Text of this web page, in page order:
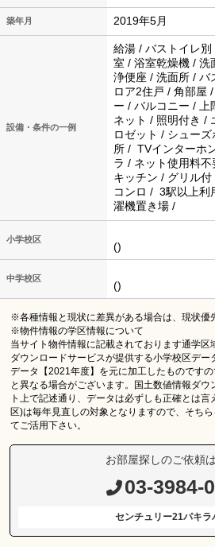
築年月 2019年5月
設備・条件の一例
給湯 / バストイレ
室 / 浴室乾燥機 / 洗
浄便座 / 洗面所 /
ロア2住戸 / 角部屋
ー / バルコニー /
ネット / 照明付き /
ロゼット / シュー
所 / TVインターホ
ラ / ネット使用料
キッチン / グリル
コンロ / 3駅以上
濯機置き場 /
小学校区
()
中学校区
()
※各種情報と現状に差異がある場合は、現状優
※物件情報の学区情報について
当サイト物件情報に記載されております通学区
ダウンロードサービスが提供する小学校区デ
データ【2021年度】を元に加工したものです
と異なる場合がございます。国土数値情報ダウ
ト上で記述通り、データは必ずしも正確とは
区)は毎年見直しの対象となりますので、そち
てご活用下さい。
お部屋探しのご依頼
03-3984-
センチュリー21パキラ